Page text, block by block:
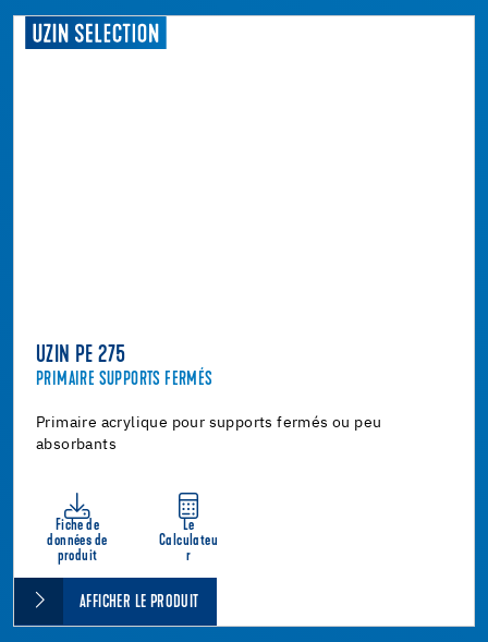
UZIN PE 275
PRIMAIRE SUPPORTS FERMÉS
Primaire acrylique pour supports fermés ou peu
absorbants
Fiche de
données de
produit
Le
Calculateu
r
AFFICHER LE PRODUIT